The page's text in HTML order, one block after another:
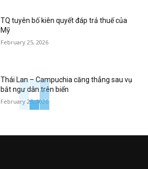
TQ tuyên bố kiên quyết đáp trả thuế của
Mỹ
February 25, 2026
Thái Lan – Campuchia căng thẳng sau vụ
bắt ngư dân trên biển
February 25, 2026